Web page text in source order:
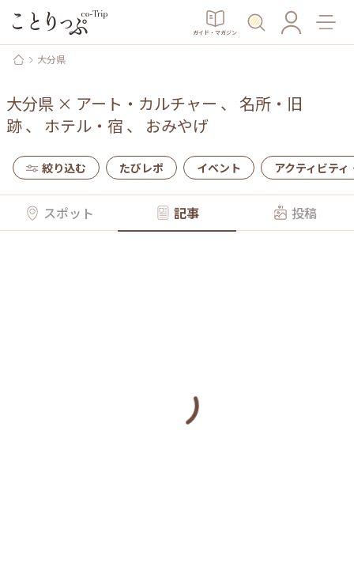
ガイド・マガジン
大分県
大分県 × アート・カルチャー 、 名所・旧
跡、 ホテル・宿 、 おみやげ
絞り込む たびレポ イベント アクティビティ
スポット 記事 投稿